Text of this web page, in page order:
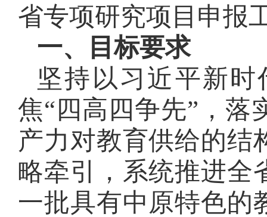
省专项研究项目申报
一、目标要求
坚持以习近平新
焦“四高四争先”，落
产力对教育供给的结
略牵引，系统推进全
一批具有中原特色的